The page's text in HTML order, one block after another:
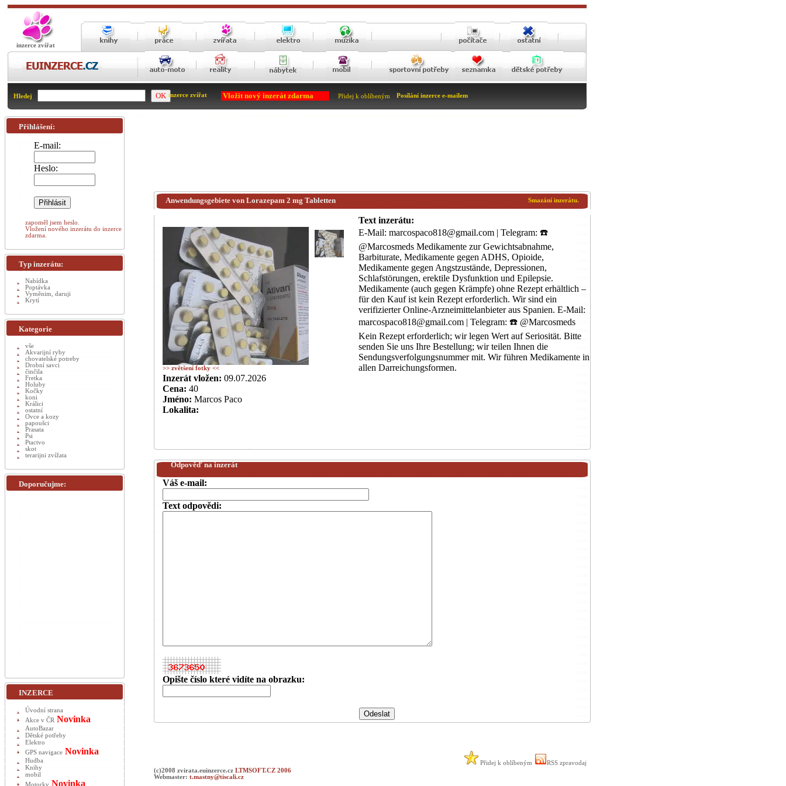
inzerce zvířat
Hledej inzerce zvířat Vložit nový inzerát zdarma Přidej k oblíbeným Posílání inzerce e-mailem
Smazání inzerátu.
Anwendungsgebiete von Lorazepam 2 mg Tabletten
>> zvětšení fotky <<
Text inzerátu:
E-Mail: marcospaco818@gmail.com | Telegram: ☎️
@Marcosmeds Medikamente zur Gewichtsabnahme,
Barbiturate, Medikamente gegen ADHS, Opioide,
Medikamente gegen Angstzustände, Depressionen,
Schlafstörungen, erektile Dysfunktion und Epilepsie.
Medikamente (auch gegen Krämpfe) ohne Rezept erhältlich –
für den Kauf ist kein Rezept erforderlich. Wir sind ein
verifizierter Online-Arzneimittelanbieter aus Spanien. E-Mail:
marcospaco818@gmail.com | Telegram: ☎️ @Marcosmeds
Kein Rezept erforderlich; wir legen Wert auf Seriosität. Bitte
senden Sie uns Ihre Bestellung; wir teilen Ihnen die
Sendungsverfolgungsnummer mit. Wir führen Medikamente in
allen Darreichungsformen.
Inzerát vložen: 09.07.2026
Cena: 40
Jméno: Marcos Paco
Lokalita:
Odpověď na inzerát
Váš e-mail:
Text odpovědi:
Opište číslo které vidíte na obrazku:
Přidej k oblíbeným
RSS zpravodaj
(c)2008 zvirata.euinzerce.cz LTMSOFT.CZ 2006
Webmaster: t.mastny@tiscali.cz
Přihlášení:
E-mail:
Heslo:
zapoměl jsem heslo.
Vložení nového inzerátu do inzerce
zdarma.
Typ inzerátu:
Nabídka
Poptávka
Vyměnim, daruji
Krytí
Kategorie
vše
Akvarijní ryby
chovatelské potreby
Drobní savci
činčila
Fretka
Holuby
Kočky
koni
Králici
ostatní
Ovce a kozy
papoušci
Prasata
Psi
Ptactvo
skot
terarijni zvížata
Doporučujme:
INZERCE
Úvodní strana
Akce v ČR Novinka
AutoBazar
Dětské potřeby
Elektro
GPS navigace Novinka
Hudba
Knihy
mobil
Motorky Novinka